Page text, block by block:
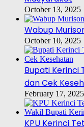
October 13, 2025
Wabup
October 10, 2025
Bupati Kerinci
dan Cek
February 17, 2025
KPU Kerinci